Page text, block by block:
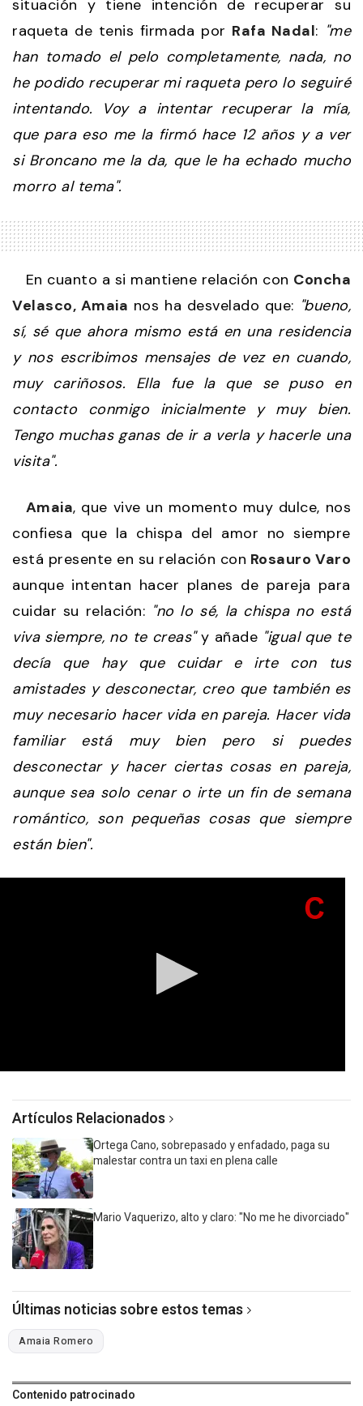
situación y tiene intención de recuperar su
raqueta de tenis firmada por Rafa Nadal: "me
han tomado el pelo completamente, nada, no
he podido recuperar mi raqueta pero lo seguiré
intentando. Voy a intentar recuperar la mía,
que para eso me la firmó hace 12 años y a ver
si Broncano me la da, que le ha echado mucho
morro al tema".
En cuanto a si mantiene relación con Concha
Velasco, Amaia nos ha desvelado que: "bueno,
sí, sé que ahora mismo está en una residencia
y nos escribimos mensajes de vez en cuando,
muy cariñosos. Ella fue la que se puso en
contacto conmigo inicialmente y muy bien.
Tengo muchas ganas de ir a verla y hacerle una
visita".
Amaia, que vive un momento muy dulce, nos
confiesa que la chispa del amor no siempre
está presente en su relación con Rosauro Varo
aunque intentan hacer planes de pareja para
cuidar su relación: "no lo sé, la chispa no está
viva siempre, no te creas"y añade "igual que te
decía que hay que cuidar e irte con tus
amistades y desconectar, creo que también es
muy necesario hacer vida en pareja. Hacer vida
familiar está muy bien pero si puedes
desconectar y hacer ciertas cosas en pareja,
aunque sea solo cenar o irte un fin de semana
romántico, son pequeñas cosas que siempre
están bien".
13Artículos Relacionados
Ortega Cano, sobrepasado y enfadado, paga su
malestar contra un taxi en plena calle
Mario Vaquerizo, alto y claro: "No me he divorciado"
Últimas noticias sobre estos temas
Amaia Romero
Contenido patrocinado